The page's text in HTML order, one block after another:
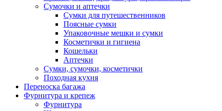
Сумочки и аптечки
Сумки для путешественников
Поясные сумки
Упаковочные мешки и сумки
Косметички и гигиена
Кошельки
Аптечки
Сумки, сумочки, косметички
Походная кухня
Переноска багажа
Фурнитура и крепеж
Фурнитура